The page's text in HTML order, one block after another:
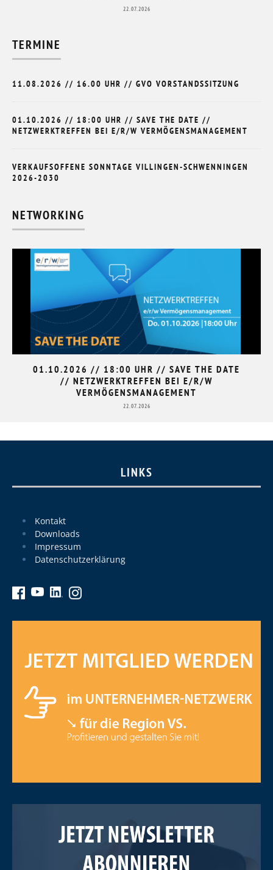
22.07.2026
TERMINE
11.08.2026 // 16.00 UHR // GVO VORSTANDSSITZUNG
01.10.2026 // 18:00 UHR // SAVE THE DATE //
NETZWERKTREFFEN BEI E/R/W VERMÖGENSMANAGEMENT
VERKAUFSOFFENE SONNTAGE VILLINGEN-SCHWENNINGEN
2026-2030
NETWORKING
01.10.2026 // 18:00 UHR // SAVE THE DATE
// NETZWERKTREFFEN BEI E/R/W
VERMÖGENSMANAGEMENT
22.07.2026
LINKS
Kontakt
Downloads
Impressum
Datenschutzerklärung